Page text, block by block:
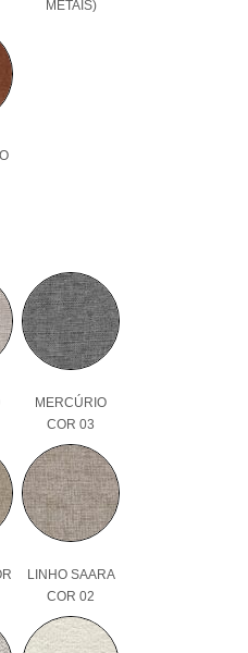
METAIS)
MERCÚRIO
COR 03
LINHO SAARA
COR 02